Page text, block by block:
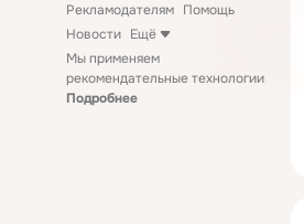
Рекламодателям Помощь
Новости Ещё
Мы применяем
рекомендательные технологии
Подробнее